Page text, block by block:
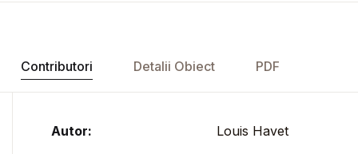
Contributori Detalii Obiect PDF
Autor: Louis Havet